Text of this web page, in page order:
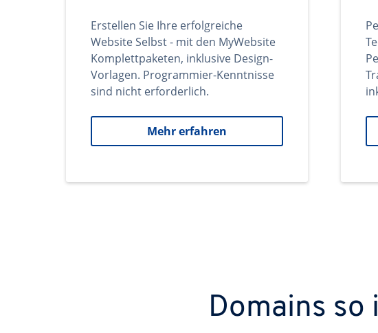
Erstellen Sie Ihre erfolgreiche
Website Selbst - mit den MyWebsite
Komplettpaketen, inklusive Design-
Vorlagen. Programmier-Kenntnisse
sind nicht erforderlich.
Mehr erfahren
Domains